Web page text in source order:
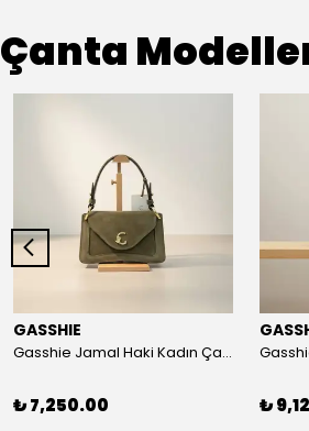
Çanta
GASSHIE
Gasshie Jamal Haki Kadın Çanta 8644
₺ 7,250.00 ₺